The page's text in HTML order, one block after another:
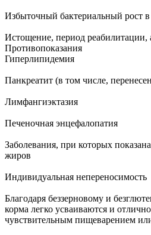
Избыточный бактериальный рост
Истощение, период реабилитации,
Противопоказания
Гиперлипидемия
Панкреатит (в том числе,
Лимфангиэктазия
Печеночная энцефалопатия
Заболевания, при которых
жиров
Индивидуальная непереносимость
Благодаря беззерновому и
корма легко усваиваются и
чувствительным пищеварением